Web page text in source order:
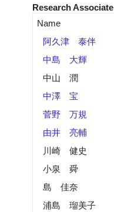
Research Associate
Name
阿久津 泰伴
中島 大輝
中山 潤
中澤 宝
菅野 万規
由井 亮輔
川崎 健史
小泉 舜
島 佳奈
浦島 瑠美子